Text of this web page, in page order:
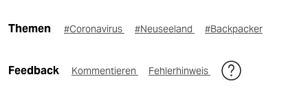
Themen #Coronavirus #Neuseeland #Backpacker
Feedback Kommentieren Fehlerhinweis